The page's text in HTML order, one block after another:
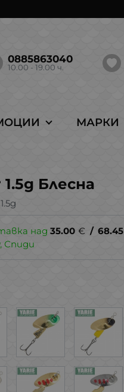
0885863040
10.00 - 19.00 ч.
МАРКИ
Блесна
над35.00 € / 68.45
Спиди